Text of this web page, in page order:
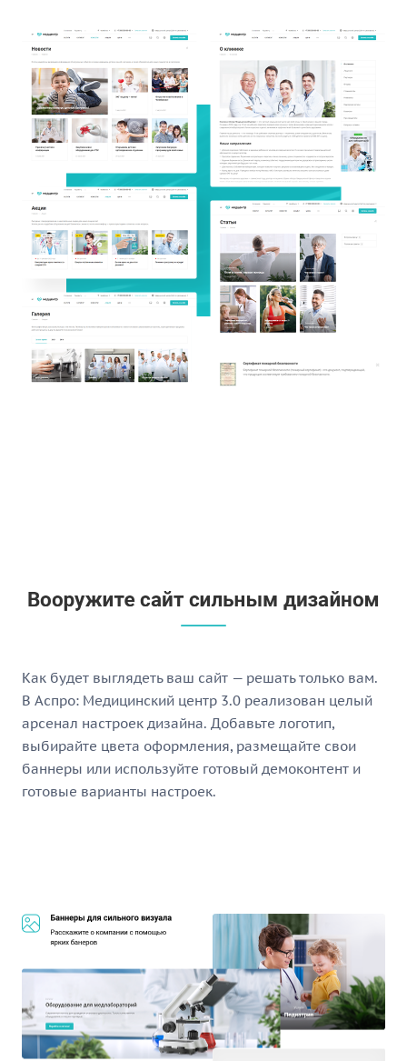
Как будет выглядеть ваш сайт — решать только вам.
В Аспро: Медицинский центр 3.0 реализован целый
арсенал настроек дизайна. Добавьте логотип,
выбирайте цвета оформления, размещайте свои
баннеры или используйте готовый демоконтент и
готовые варианты настроек.